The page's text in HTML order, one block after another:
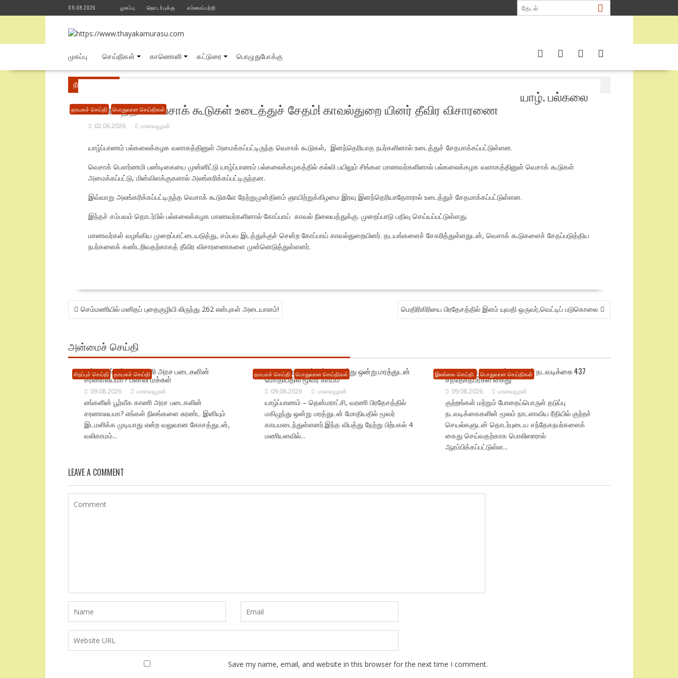
to
09.08.2026 முகப்பு தொடர்புக்கு எம்மைப்பற்றி
முகப்பு செய்திகள் காணொளி கட்டுரை பொழுதுபோக்கு
நீங்கள் இங்கே
தாயகச் செய்தி பொதுவான செய்திகள்
யாழ். பல்கலை
வளாகத்தில் வெசாக் கூடுகள் உடைத்துச் சேதம்! காவல்துறை யினர் தீவிர விசாரணை
02.06.2026 மாவையூரன்
யாழ்ப்பாணம் பல்கலைக்கழக வளாகத்தினுள் அமைக்கப்பட்டிருந்த வெசாக் கூடுகள், இனந்தெரியாத நபர்களினால் உடைத்துச் சேதமாக்கப்பட்டுள்ளன.
வெசாக் பௌர்ணமி பண்டிகையை முன்னிட்டு யாழ்ப்பாணம் பல்கலைக்கழகத்தில் கல்வி பயிலும் சிங்கள மாணவர்களினால் பல்கலைக்கழக வளாகத்தினுள் வெசாக் கூடுகள்
அமைக்கப்பட்டு, மின்விளக்குகளால் அலங்கரிக்கப்பட்டிருந்தன.
இவ்வாறு அலங்கரிக்கப்பட்டிருந்த வெசாக் கூடுகளே நேற்றுமுன்தினம் ஞாயிற்றுக்கிழமை இரவு இனந்தெரியாதோாரால் உடைத்துச் சேதமாக்கப்பட்டுள்ளன.
இந்தச் சம்பவம் தொடர்பில் பல்கலைக்கழக மாணவர்களினால் கோப்பாய் காவல் நிலையத்துக்கு. முறைப்பாடு பதிவு செய்யப்பட்டுள்ளது.
மாணவர்கள் வழங்கிய முறைப்பாட்டையடுத்து, சம்பவ இடத்துக்குச் சென்ற கோப்பாய் காவல்துறையினர். தடயங்களைச் சேகரித்துள்ளதுடன், வெசாக் கூடுகளைச் சேதப்படுத்திய
நபர்களைக் கண்டறிவதற்காகத் தீவிர விசாரணைகளை முன்னெடுத்துள்ளனர்.
POST
NAVIGATION
செம்மணியில் மனிதப் புதைகுழியி லிருந்து 262 என்புகள் அடையாளம்! மெதிரிகிரியை பிரதேசத்தில் இளம் யுவதி ஒருவர்,வெட்டிப் படுகொலை
அன்மைச் செய்தி
சிறப்புச் செய்தி தாயகச் செய்தி
எங்களின் பூர்வீக காணி அரச படைகளின்
சரணாலயமா? பலாலி மக்கள்
09.08.2026 மாவையூரன்
எங்களின் பூர்வீக காணி அரச படைகளின்
சரணாலயமா? எங்கள் நிலங்களை சுரண்ட இனியும்
இடமளிக்க முடியாது என்ற வலுவான கோசத்துடன்,
வலிகாமம்...
தாயகச் செய்தி பொதுவான செய்திகள்
வரணி பிரதேசத்தில் மகிழுந்து ஒன்று மரத்துடன்
மோதியதில் மூவர் காயம்
09.08.2026 மாவையூரன்
யாழ்ப்பாணம் – தென்மராட்சி, வரணி பிரதேசத்தில்
மகிழுந்து ஒன்று மரத்துடன் மோதியதில் மூவர்
காயமடைந்துள்ளனர்.இந்த விபத்து நேற்று பிற்பகல் 4
மணியளவில்...
இலங்கை செய்தி. பொதுவான செய்திகள்
நாடளாவிய பொலிஸ் தேடுதல் நடவடிக்கை 437
சந்தேகநபர்கள் கைது
09.08.2026 மாவையூரன்
குற்றங்கள் மற்றும் போதைப்பொருள் தடுப்பு
நடவடிக்கைகளின் மூலம் நாடளாவிய ரீதியில் குற்றச்
செயல்களுடன் தொடர்புடைய சந்தேகநபர்களைக்
கைது செய்வதற்காக பொலிஸாரால்
ஆரம்பிக்கப்பட்டுள்ள...
LEAVE A COMMENT
Save my name, email, and website in this browser for the next time I comment.